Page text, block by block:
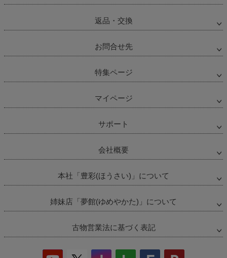
返品・交換
お問合せ先
特集ページ
マイページ
サポート
会社概要
本社「豊彩(ほうさい)」について
姉妹店「夢館(ゆめやかた)」について
古物営業法に基づく表記